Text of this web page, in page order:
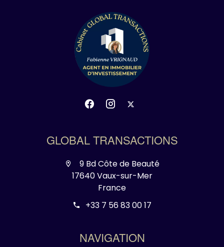
GLOBAL TRANSACTIONS
9 Bd Côte de Beauté
17640 Vaux-sur-Mer
France
+33 7 56 83 00 17
NAVIGATION